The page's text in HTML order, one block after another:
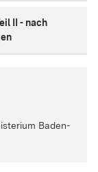
II - nach
Baden-